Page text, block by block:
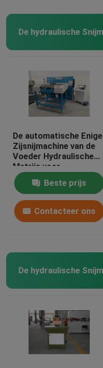
De automatische Enige
Zijsnijmachine van de
Voeder Hydraulische
Matrijs voor
EVA/Schuim
Beste prijs
Contacteer ons